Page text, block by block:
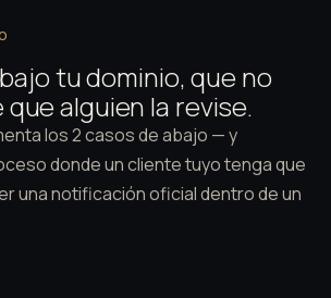
tu dominio, que no
alguien la revise.
los 2 casos de abajo — y
donde un cliente tuyo tenga que
una notificación oficial dentro de un